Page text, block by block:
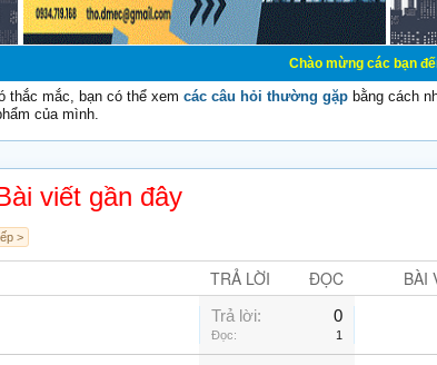
Chào mừng các bạn đến với Diễn
thắc mắc, bạn có thể xem các câu hỏi thường gặp bằng cách
của mình.
viết gần đây
>
TRẢ LỜI ĐỌC BÀI
Trả lời: 0
Đọc: 1